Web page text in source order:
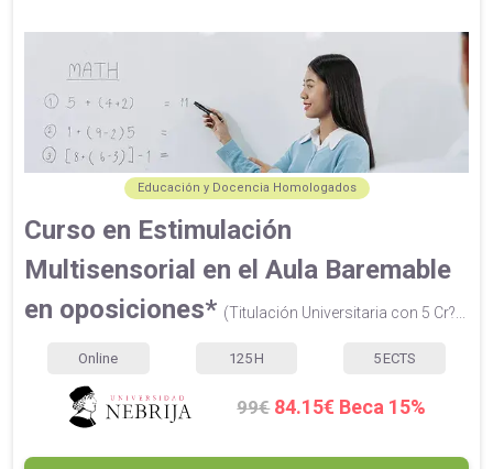
Educación y Docencia Homologados
Curso en Estimulación
Multisensorial en el Aula Baremable
en oposiciones* (Titulación Universitaria con 5 Cr?...
Online 125 H 5 ECTS
99€ 84.15€ Beca 15%